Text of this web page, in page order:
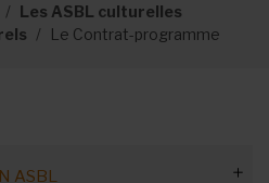
Les ASBL culturelles
Le Contrat-programme
ASBL